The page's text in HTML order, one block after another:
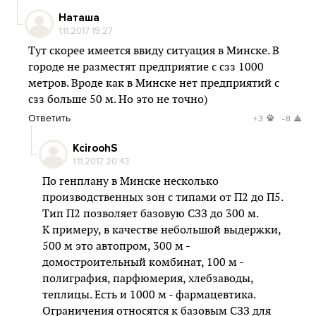
Наташа
1.11.2017 19:27
Тут скорее имеется ввиду ситуация в Минске. В
городе не разместят предприятие с сзз 1000
метров. Вроде как в Минске нет предприятий с
сзз больше 50 м. Но это не точно)
Ответить +3 -8
KciroohS
1.11.2017 20:43
По генплану в Минске несколько
производственных зон с типами от П2 до П5.
Тип П2 позволяет базовую СЗЗ до 300 м.
К примеру, в качестве небольшой выдержки,
500 м это автопром, 300 м -
домостроительный комбинат, 100 м -
полиграфия, парфюмерия, хлебзаводы,
теплицы. Есть и 1000 м - фармацевтика.
Ограничения относятся к базовым СЗЗ для